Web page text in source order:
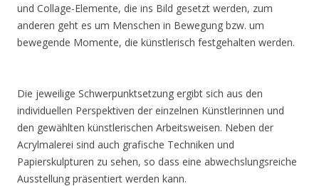
und Collage-Elemente, die ins Bild gesetzt werden, zum
anderen geht es um Menschen in Bewegung bzw. um
bewegende Momente, die künstlerisch festgehalten werden.
Die jeweilige Schwerpunktsetzung ergibt sich aus den
individuellen Perspektiven der einzelnen Künstlerinnen und
den gewählten künstlerischen Arbeitsweisen. Neben der
Acrylmalerei sind auch grafische Techniken und
Papierskulpturen zu sehen, so dass eine abwechslungsreiche
Ausstellung präsentiert werden kann.